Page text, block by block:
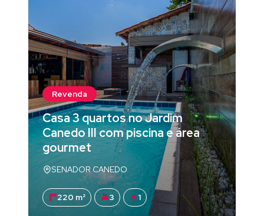
Revenda
Casa 3 quartos no Jardim
Canedo III com piscina e área
gourmet
SENADOR CANEDO
220 m² 3 1